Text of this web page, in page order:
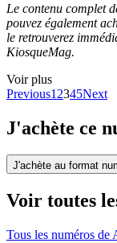
Le contenu complet
pouvez également
le retrouverez
KiosqueMag.
Voir plus
Previous1 2345Next
J'achète ce
J'achète au format
Voir toutes
Tous les numéros de